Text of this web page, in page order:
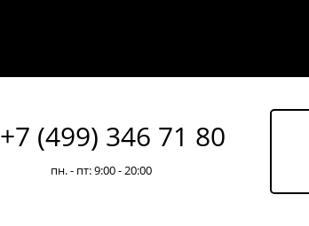
+7 (499) 346 71 80
пн. - пт: 9:00 - 20:00